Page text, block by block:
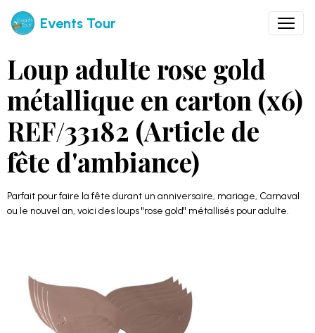
Events Tour
Loup adulte rose gold
métallique en carton (x6)
REF/33182 (Article de
fête d'ambiance)
Parfait pour faire la fête durant un anniversaire, mariage, Carnaval
ou le nouvel an, voici des loups "rose gold" métallisés pour adulte.